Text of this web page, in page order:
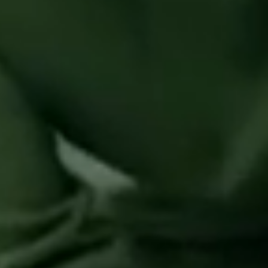
Guidiamo persone ambiziose
a esprimere il proprio potenziale, fisico e